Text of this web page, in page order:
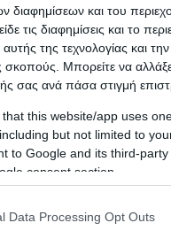
διαφημίσεων και του
τις διαφημίσεις και το
της τεχνολογίας και
Μπορείτε να
σας ανά πάσα στιγμή
that this website/app uses
but not limited to
to Google and its third-
consent section.
Data Processing Opt Outs
11/08/2026